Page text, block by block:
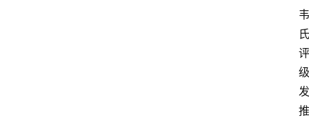
韦
氏
评
级
发
推